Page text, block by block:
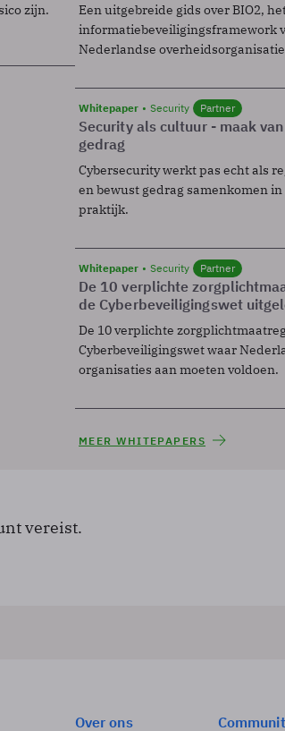
zijn.
Een uitgebreide gids over BIO2,
informatiebeveiligingsframework
Nederlandse
Whitepaper Security Partner
Security als cultuur - maak
gedrag
Cybersecurity werkt pas echt als
en bewust gedrag samenkomen
praktijk.
Whitepaper Security Partner
De 10 verplichte
de Cyberbeveiligingswet
De 10 verplichte
Cyberbeveiligingswet waar
organisaties aan moeten voldoen.
MEER WHITEPAPERS
vereist.
Over ons